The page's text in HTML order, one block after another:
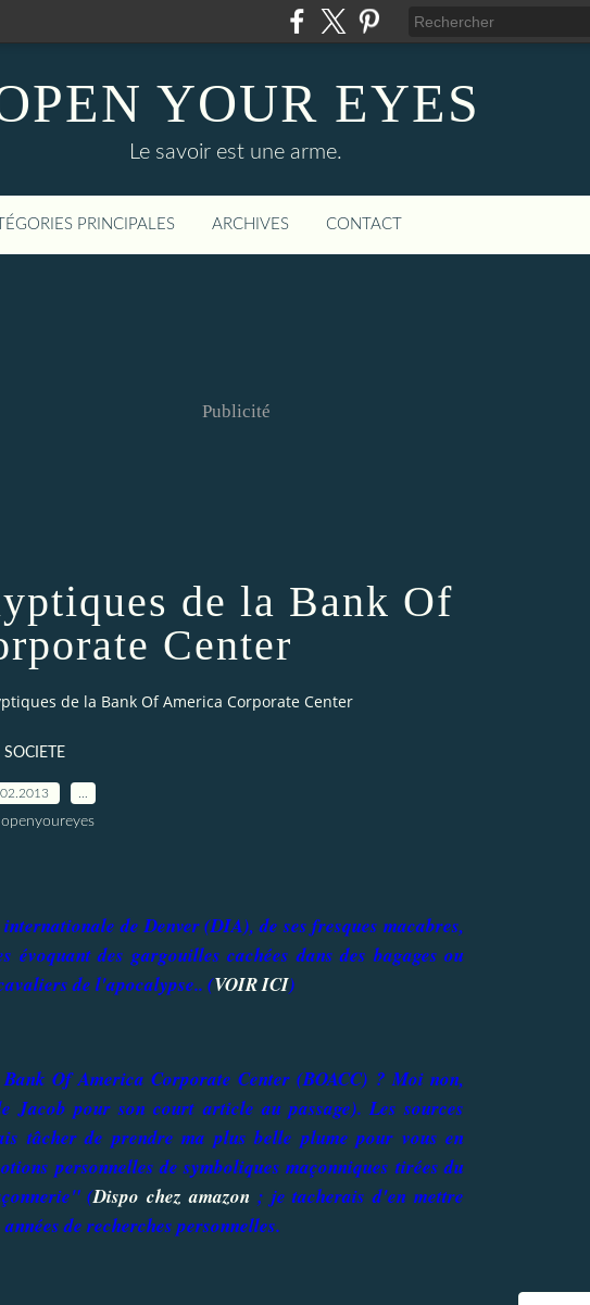
YOUR EYES
Le savoir est une arme.
PRINCIPALES ARCHIVES CONTACT
Publicité
de la Bank Of
Center
de la Bank Of America Corporate Center
SOCIETE
openyoureyes
de Denver (DIA), de ses fresques macabres,
évoquant des gargouilles cachées dans des bagages ou
de l'apocalypse.. (VOIR ICI)
Of America Corporate Center (BOACC) ? Moi non,
pour son court article au passage). Les sources
tâcher de prendre ma plus belle plume pour vous en
personnelles de symboliques maçonniques tirées du
(Dispo chez amazon ; je tacherais d'en mettre
de recherches personnelles.